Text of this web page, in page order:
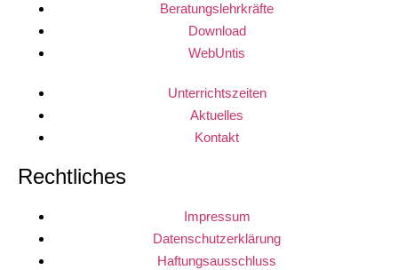
Beratungslehrkräfte
Download
WebUntis
Unterrichtszeiten
Aktuelles
Kontakt
Rechtliches
Impressum
Datenschutzerklärung
Haftungsausschluss